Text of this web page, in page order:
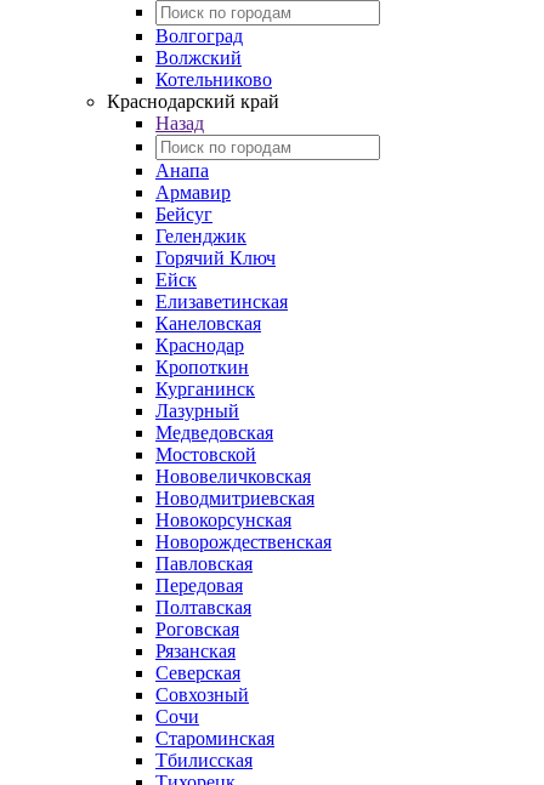
Волгоград
Волжский
Котельниково
Краснодарский край
Назад
Анапа
Армавир
Бейсуг
Геленджик
Горячий Ключ
Ейск
Елизаветинская
Канеловская
Краснодар
Кропоткин
Курганинск
Лазурный
Медведовская
Мостовской
Нововеличковская
Новодмитриевская
Новокорсунская
Новорождественская
Павловская
Передовая
Полтавская
Роговская
Рязанская
Северская
Совхозный
Сочи
Староминская
Тбилисская